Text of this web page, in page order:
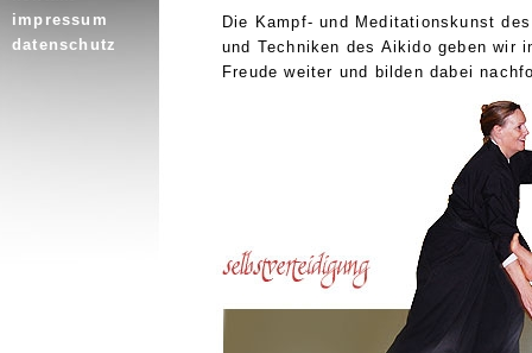
impressum
datenschutz
Die Kampf- und Meditationskunst
und Techniken des Aikido geben wir
Freude weiter und bilden dabei